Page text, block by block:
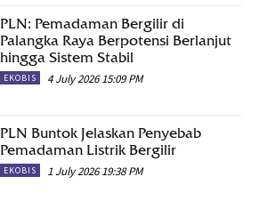
PLN: Pemadaman Bergilir di
Palangka Raya Berpotensi Berlanjut
hingga Sistem Stabil
EKOBIS 4 July 2026 15:09 PM
PLN Buntok Jelaskan Penyebab
Pemadaman Listrik Bergilir
EKOBIS 1 July 2026 19:38 PM